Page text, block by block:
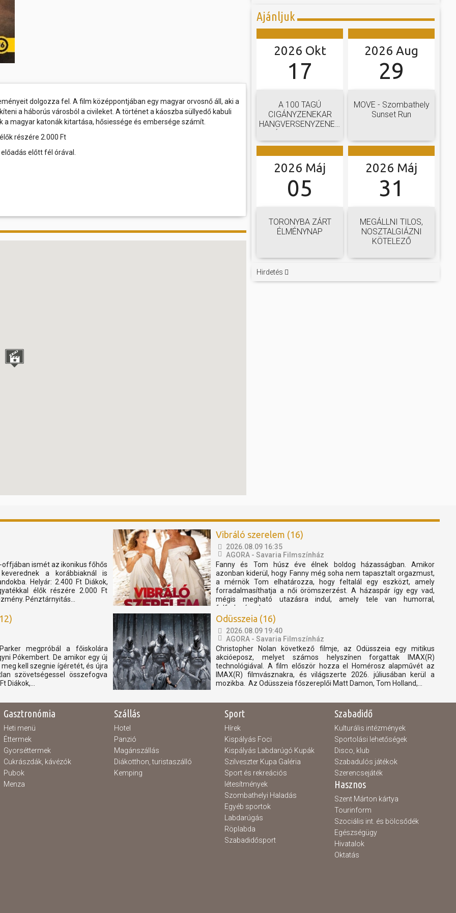
Ajánljuk
2026 Okt
17
A 100 TAGÚ
CIGÁNYZENEKAR
HANGVERSENYZENEKARI
2026 Aug
29
MOVE - Szombathely
Sunset Run
2026 Máj
05
TORONYBA ZÁRT
ÉLMÉNYNAP
2026 Máj
31
MEGÁLLNI TILOS,
NOSZTALGIÁZNI
KÖTELEZŐ
Hirdetés
dolgozza fel. A film középpontjában egy magyar orvosnő áll, aki a
a háborús városból a civileket. A történet a káoszba süllyedő kabuli
a magyar katonák kitartása, hősiessége és embersége számít.
részére 2.000 Ft
előtt fél órával.
offjában ismét az ikonikus főhős
a korábbiaknál is
Helyár: 2.400 Ft Diákok,
élők részére 2.000 Ft
Pénztárnyitás...
Vibráló szerelem (16)
2026.08.09 16:35
AGORA - Savaria Filmszínház
Fanny és Tom húsz éve élnek boldog házasságban. Amikor
azonban kiderül, hogy Fanny még soha nem tapasztalt orgazmust,
a mérnök Tom elhatározza, hogy feltalál egy eszközt, amely
forradalmasíthatja a női örömszerzést. A házaspár így egy vad,
mégis megható utazásra indul, amely tele van humorral,
felfedezéssel...
megpróbál a főiskolára
Pókembert. De amikor egy új
kell szegnie ígéretét, és újra
szövetségessel összefogva
Diákok,...
Odüsszeia (16)
2026.08.09 19:40
AGORA - Savaria Filmszínház
Christopher Nolan következő filmje, az Odüsszeia egy mitikus
akcióeposz, melyet számos helyszínen forgattak IMAX(R)
technológiával. A film először hozza el Homérosz alapművét az
IMAX(R) filmvásznakra, és világszerte 2026. júliusában kerül a
mozikba. Az Odüsszeia főszereplői Matt Damon, Tom Holland,...
Gasztronómia
Heti menü
Éttermek
Gyorséttermek
Cukrászdák, kávézók
Pubok
Menza
Szállás
Hotel
Panzió
Magánszállás
Diákotthon, turistaszálló
Kemping
Sport
Hírek
Kispályás Foci
Kispályás Labdarúgó Kupák
Szilveszter Kupa Galéria
Sport és rekreációs
létesítmények
Szombathelyi Haladás
Egyéb sportok
Labdarúgás
Röplabda
Szabadidősport
Szabadidő
Kulturális intézmények
Sportolási lehetőségek
Disco, klub
Szabadulós játékok
Szerencsejáték
Hasznos
Szent Márton kártya
Tourinform
Szociális int. és bölcsődék
Egészségügy
Hivatalok
Oktatás